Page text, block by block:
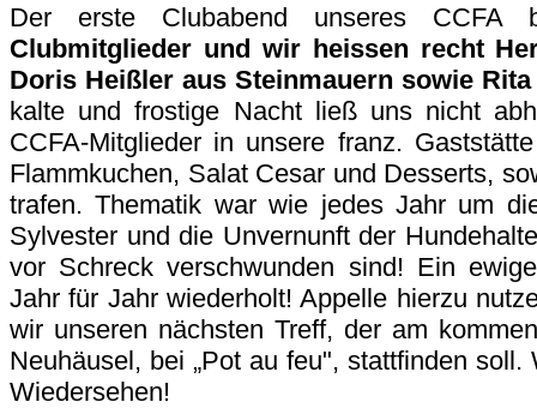
Der erste Clubabend unseres
Clubmitglieder und wir heissen recht
Doris Heißler aus Steinmauern sowie
kalte und frostige Nacht ließ uns nicht
CCFA-Mitglieder in unsere franz.
Flammkuchen, Salat Cesar und Desserts,
trafen. Thematik war wie jedes Jahr um
Sylvester und die Unvernunft der
vor Schreck verschwunden sind! Ein
Jahr für Jahr wiederholt! Appelle hierzu
wir unseren nächsten Treff, der am
Neuhäusel, bei „Pot au feu", stattfinden
Wiedersehen!